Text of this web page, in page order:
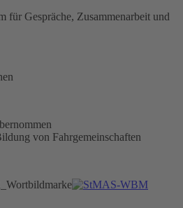
für Gespräche, Zusammenarbeit und
von Fahrgemeinschaften